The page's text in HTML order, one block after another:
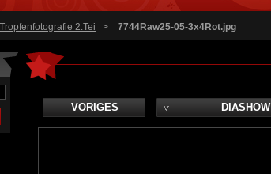
2.Tei > 7744Raw25-05-3x4Rot.jpg
VORIGES DIASHOW